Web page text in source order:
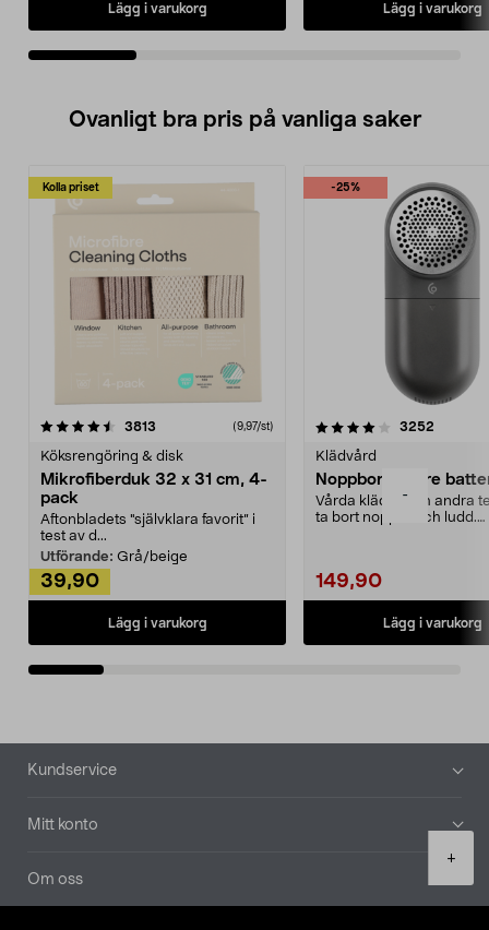
-
+
Lägg i varukorg Lägg i varukorg
Ovanligt bra pris på vanliga saker
Kolla priset
3813 (9,97/st)
Köksrengöring & disk
Mikrofiberduk 32 x 31 cm, 4-
pack
Aftonbladets "självklara favorit” i
test av d...
Utförande: Grå/beige
39,90
Lägg i varukorg
-25%
4.0av 5 stjärnor 3252
Klädvård
Noppborttagare
Vårda kläder och andra
ta bort noppor och ludd.
149,90
Lägg i varukorg
4.5av 5 stjärnor
Sidfot
Kundservice
Mitt konto
Om oss